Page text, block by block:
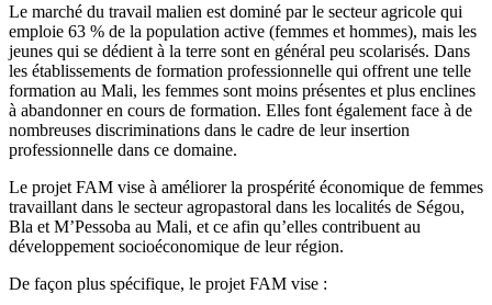
Le marché du travail malien est dominé par le secteur agricole qui
emploie 63 % de la population active (femmes et hommes), mais les
jeunes qui se dédient à la terre sont en général peu scolarisés. Dans
les établissements de formation professionnelle qui offrent une telle
formation au Mali, les femmes sont moins présentes et plus enclines
à abandonner en cours de formation. Elles font également face à de
nombreuses discriminations dans le cadre de leur insertion
professionnelle dans ce domaine.
Le projet FAM vise à améliorer la prospérité économique de femmes
travaillant dans le secteur agropastoral dans les localités de Ségou,
Bla et M’Pessoba au Mali, et ce afin qu’elles contribuent au
développement socioéconomique de leur région.
De façon plus spécifique, le projet FAM vise :